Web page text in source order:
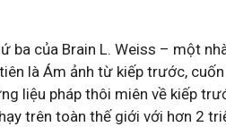
ba của Brain L. Weiss – một
là Ám ảnh từ kiếp trước,
liệu pháp thôi miên về kiếp
trên toàn thế giới với hơn 2